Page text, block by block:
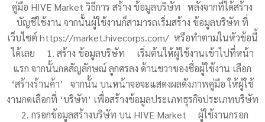
คู่มือ HIVE Market วิธีการ สร้าง ข้อมูลบริษัท หลังจากที่ได้สร้าง
บัญชีใช้งาน จากนั้นผู้ใช้งานก็สามารถเริ่มสร้าง ข้อมูลบริษัท ที่
เว็บไซต์ https://market.hivecorps.com/ หรือทำตามในหัวข้อนี้
ได้เลย 1. สร้าง ข้อมูลบริษัท เริ่มต้นให้ผู้ใช้งานเข้าไปที่หน้า
แรก จากนั้นกดสัญลักษณ์ ลูกศรลง ด้านขวาของชื่อผู้ใช้งาน เลือก
‘สร้างร้านค้า’ จากนั้น บนหน้าจอจะแสดงผลดังภาพคู่มือ ให้ผู้ใช้
งานกดเลือกที่ ‘บริษัท’ เพื่อสร้างข้อมูลประเภทธุรกิจประเภทบริษัท
2. กรอกข้อมูลสร้างบริษัท บน HIVE Market ผู้ใช้งานกรอก